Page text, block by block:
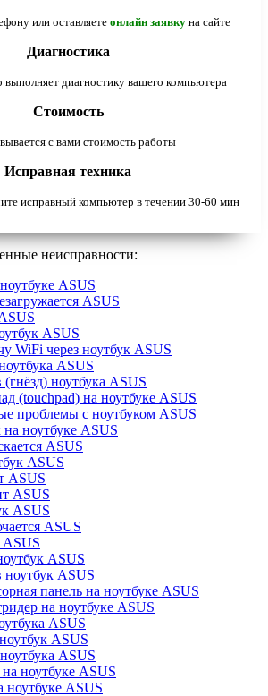
или оставляете онлайн заявкуна сайте
Диагностика
выполняет диагностику вашего компьютера
Стоимость
с вами стоимость работы
Исправная техника
исправный компьютер в течении 30-60 мин
неисправности:
ASUS
ASUS
ASUS
WiFi через ноутбук ASUS
ASUS
ноутбука ASUS
(touchpad) на ноутбуке ASUS
проблемы с ноутбуком ASUS
на ноутбуке ASUS
ASUS
ASUS
ASUS
ASUS
ASUS
ASUS
ASUS
ASUS
ноутбук ASUS
панель на ноутбуке ASUS
на ноутбуке ASUS
ASUS
ASUS
ASUS
ноутбуке ASUS
ноутбуке ASUS